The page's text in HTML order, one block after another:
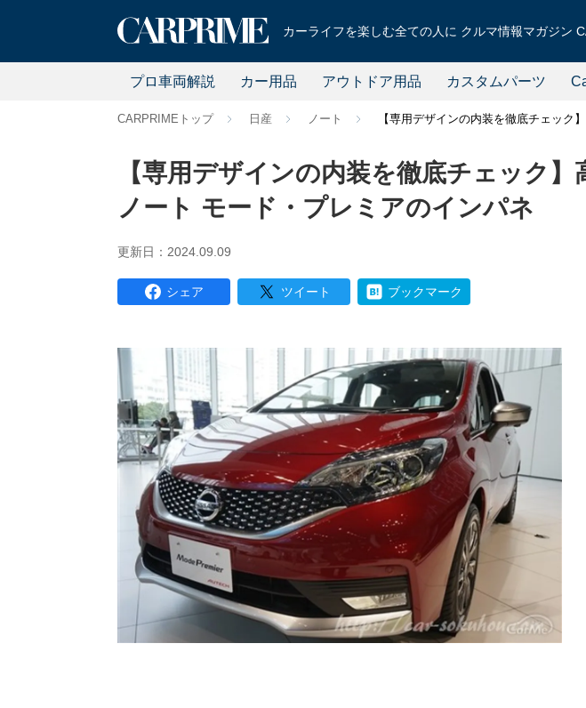
カーライフを楽しむ全ての人に クルマ情報マガジン
プロ車両解説 カー用品 アウトドア用品 カスタムパーツ
CARPRIMEトップ 日産 ノート 【専用デザインの内装を徹底チェック
【専用デザインの内装を徹底チェック】
ノート モード・プレミアのインパネ
更新日：2024.09.09
シェア ツイート ブックマーク